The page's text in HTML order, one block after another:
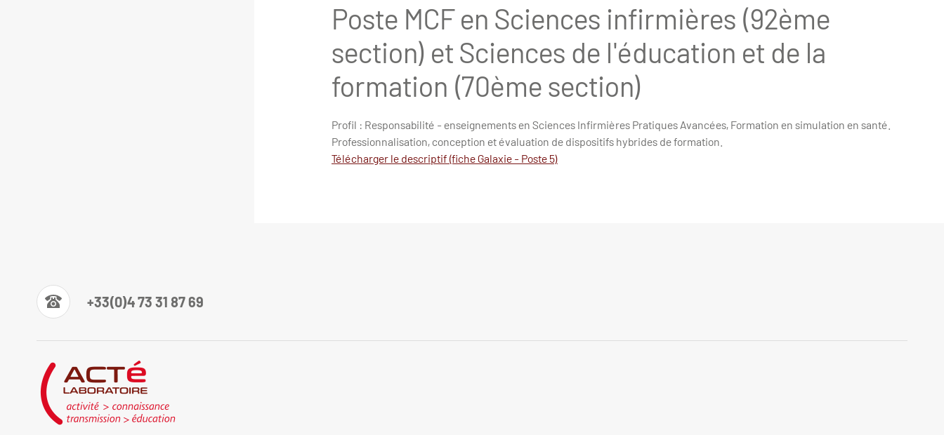
Poste MCF en Sciences infirmières (92ème
section) et Sciences de l'éducation et de la
formation (70ème section)
Profil : Responsabilité - enseignements en Sciences Infirmières Pratiques Avancées, Formation en simulation en santé.
Professionnalisation, conception et évaluation de dispositifs hybrides de formation.
Télécharger le descriptif (fiche Galaxie - Poste 5)
+33(0)4 73 31 87 69